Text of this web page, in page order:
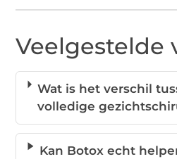
Veelgestelde
Wat is het verschil
volledige
Kan Botox echt